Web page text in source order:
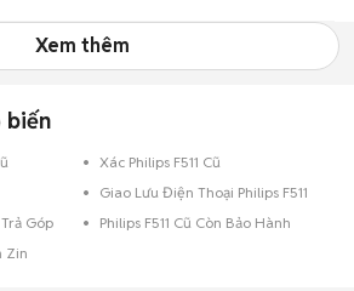
Xem thêm
biến
Xác Philips F511 Cũ
Giao Lưu Điện Thoại Philips F511
Góp
Philips F511 Cũ Còn Bảo Hành
Zin